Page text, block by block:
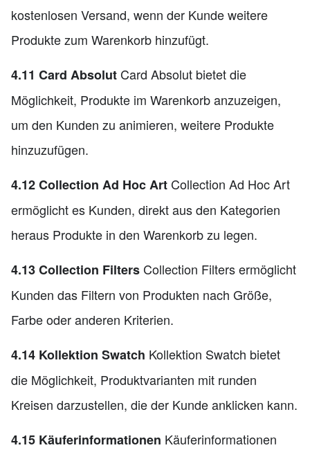
kostenlosen Versand, wenn der Kunde weitere
Produkte zum Warenkorb hinzufügt.
4.11 Card Absolut Card Absolut bietet die
Möglichkeit, Produkte im Warenkorb anzuzeigen,
um den Kunden zu animieren, weitere Produkte
hinzuzufügen.
4.12 Collection Ad Hoc Art Collection Ad Hoc Art
ermöglicht es Kunden, direkt aus den Kategorien
heraus Produkte in den Warenkorb zu legen.
4.13 Collection Filters Collection Filters ermöglicht
Kunden das Filtern von Produkten nach Größe,
Farbe oder anderen Kriterien.
4.14 Kollektion Swatch Kollektion Swatch bietet
die Möglichkeit, Produktvarianten mit runden
Kreisen darzustellen, die der Kunde anklicken kann.
4.15 Käuferinformationen Käuferinformationen